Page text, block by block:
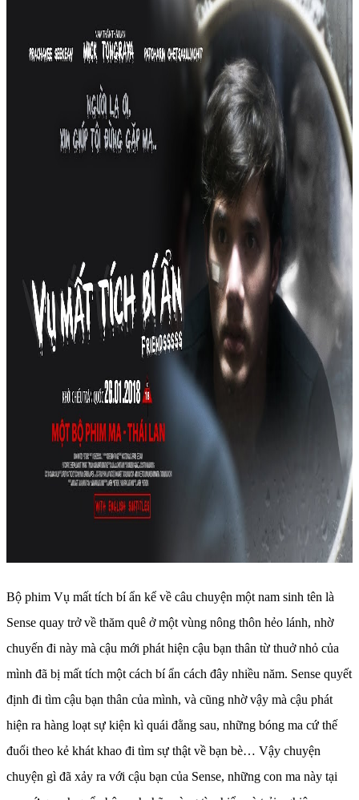
Bộ phim Vụ mất tích bí ẩn kể về câu chuyện một nam sinh tên là
Sense quay trở về thăm quê ở một vùng nông thôn hẻo lánh, nhờ
chuyến đi này mà cậu mới phát hiện cậu bạn thân từ thuở nhỏ của
mình đã bị mất tích một cách bí ẩn cách đây nhiều năm. Sense quyết
định đi tìm cậu bạn thân của mình, và cũng nhờ vậy mà cậu phát
hiện ra hàng loạt sự kiện kì quái đằng sau, những bóng ma cứ thế
đuổi theo kẻ khát khao đi tìm sự thật về bạn bè… Vậy chuyện
chuyện gì đã xảy ra với cậu bạn của Sense, những con ma này tại